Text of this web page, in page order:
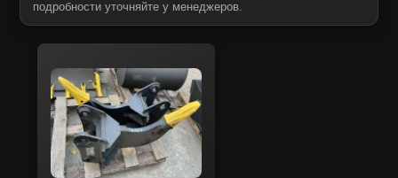
подробности уточняйте у менеджеров.